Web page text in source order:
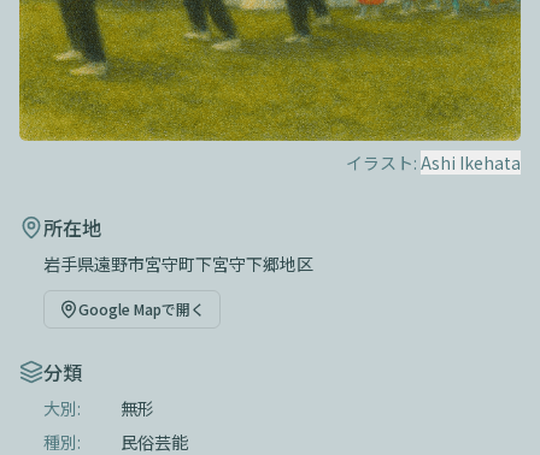
イラスト: Ashi Ikehata
所在地
岩手県遠野市宮守町下宮守下郷地区
Google Mapで開く
分類
大別:
無形
種別:
民俗芸能